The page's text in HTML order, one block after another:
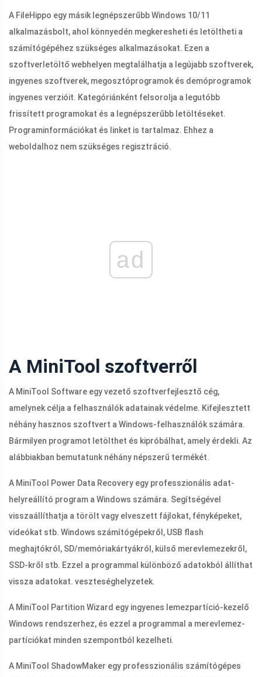
A FileHippo egy másik legnépszerűbb Windows 10/11
alkalmazásbolt, ahol könnyedén megkeresheti és letöltheti a
számítógépéhez szükséges alkalmazásokat. Ezen a
szoftverletöltő webhelyen megtalálhatja a legújabb szoftverek,
ingyenes szoftverek, megosztóprogramok és demóprogramok
ingyenes verzióit. Kategóriánként felsorolja a legutóbb
frissített programokat és a legnépszerűbb letöltéseket.
Programinformációkat és linket is tartalmaz. Ehhez a
weboldalhoz nem szükséges regisztráció.
ad
A MiniTool szoftverről
A MiniTool Software egy vezető szoftverfejlesztő cég,
amelynek célja a felhasználók adatainak védelme. Kifejlesztett
néhány hasznos szoftvert a Windows-felhasználók számára.
Bármilyen programot letölthet és kipróbálhat, amely érdekli. Az
alábbiakban bemutatunk néhány népszerű termékét.
A MiniTool Power Data Recovery egy professzionális adat-
helyreállító program a Windows számára. Segítségével
visszaállíthatja a törölt vagy elveszett fájlokat, fényképeket,
videókat stb. Windows számítógépekről, USB flash
meghajtókról, SD/memóriakártyákról, külső merevlemezekről,
SSD-kről stb. Ezzel a programmal különböző adatokból állíthat
vissza adatokat. veszteséghelyzetek.
A MiniTool Partition Wizard egy ingyenes lemezpartíció-kezelő
Windows rendszerhez, és ezzel a programmal a merevlemez-
partíciókat minden szempontból kezelheti.
A MiniTool ShadowMaker egy professzionális számítógépes